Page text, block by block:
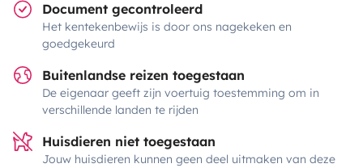
Document gecontroleerd
Het kentekenbewijs is door ons nagekeken en
goedgekeurd
Buitenlandse reizen toegestaan
De eigenaar geeft zijn voertuig toestemming om in
verschillende landen te rijden
Huisdieren niet toegestaan
Jouw huisdieren kunnen geen deel uitmaken van deze